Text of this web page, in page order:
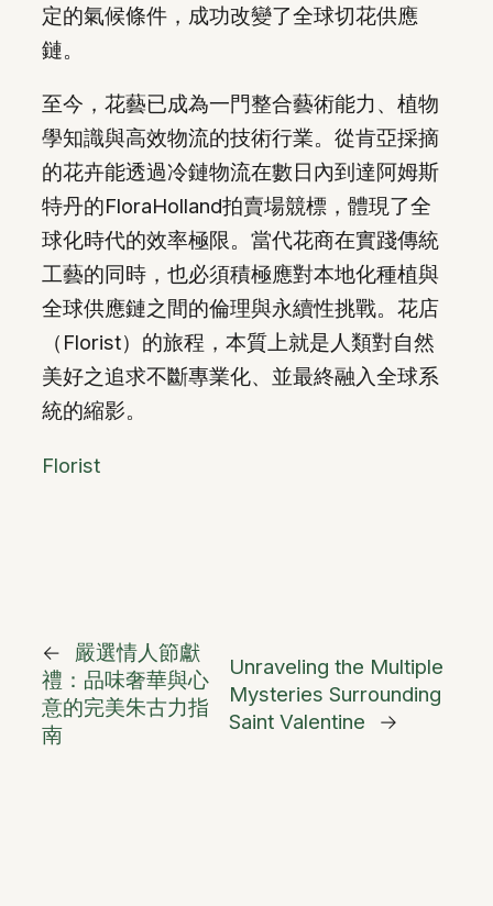
定的氣候條件，成功改變了全球切花供應
鏈。
至今，花藝已成為一門整合藝術能力、植物
學知識與高效物流的技術行業。從肯亞採摘
的花卉能透過冷鏈物流在數日內到達阿姆斯
特丹的FloraHolland拍賣場競標，體現了全
球化時代的效率極限。當代花商在實踐傳統
工藝的同時，也必須積極應對本地化種植與
全球供應鏈之間的倫理與永續性挑戰。花店
（Florist）的旅程，本質上就是人類對自然
美好之追求不斷專業化、並最終融入全球系
統的縮影。
Florist
←
嚴選情人節獻
禮：品味奢華與心
意的完美朱古力指
南
Unraveling the Multiple
Mysteries Surrounding
Saint Valentine
→